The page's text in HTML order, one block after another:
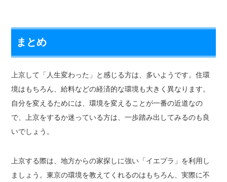
まとめ
上京して「人生変わった」と感じる方は、多いようです。住環
境はもちろん、給料などの経済的な環境も大きく異なります。
自分を変えるためには、環境を変えることが一番の近道なの
で、上京をするか迷っている方は、一歩踏み出してみるのも良
いでしょう。
上京する際は、地方からの家探しに強い「イエプラ」を利用し
ましょう。東京の環境を教えてくれるのはもちろん、実際に不